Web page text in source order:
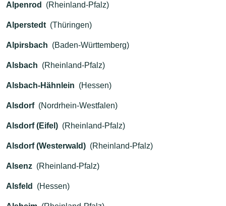
Alpenrod (Rheinland-Pfalz)
Alperstedt (Thüringen)
Alpirsbach (Baden-Württemberg)
Alsbach (Rheinland-Pfalz)
Alsbach-Hähnlein (Hessen)
Alsdorf (Nordrhein-Westfalen)
Alsdorf (Eifel) (Rheinland-Pfalz)
Alsdorf (Westerwald) (Rheinland-Pfalz)
Alsenz (Rheinland-Pfalz)
Alsfeld (Hessen)